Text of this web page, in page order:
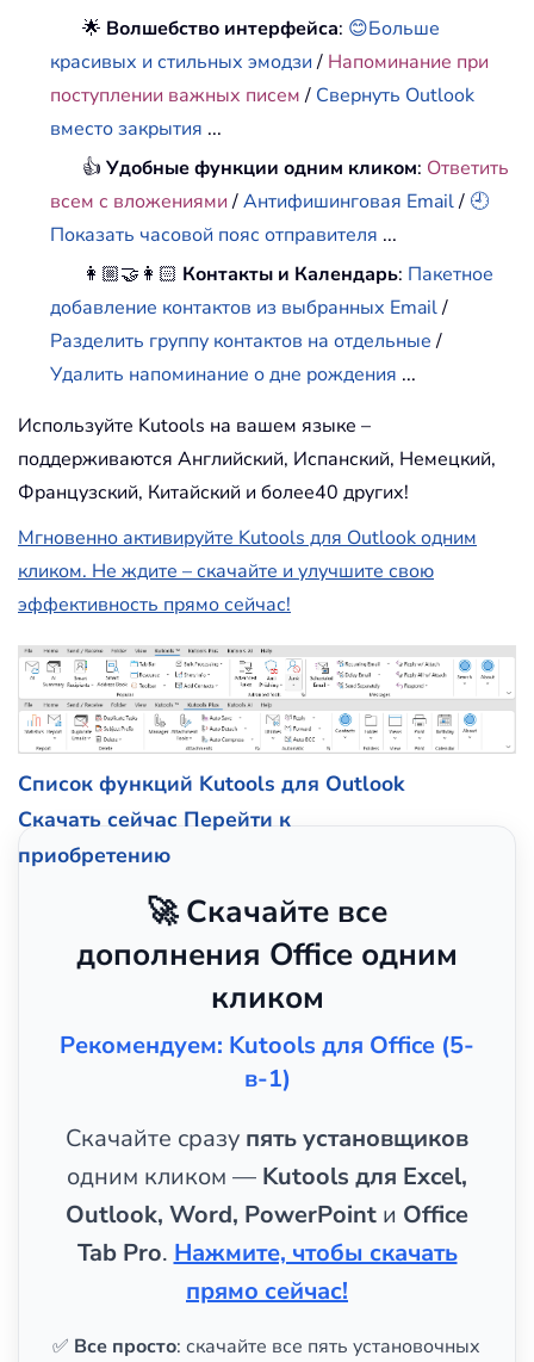
🌟 Волшебство интерфейса: 😊Больше
красивых и стильных эмодзи/ Напоминание при
поступлении важных писем/ Свернуть Outlook
вместо закрытия ...
👍Удобные функции одним кликом: Ответить
всем с вложениями /Антифишинговая Email/ 🕘
Показать часовой пояс отправителя ...
👩🏼‍🤝‍👩🏻 Контакты и Календарь: Пакетное
добавление контактов из выбранных Email/
Разделить группу контактов на отдельные/
Удалить напоминание о дне рождения ...
Используйте Kutools на вашем языке –
поддерживаются Английский, Испанский, Немецкий,
Французский, Китайский и более40 других!
Мгновенно активируйте Kutools для Outlook одним
кликом. Не ждите – скачайте и улучшите свою
эффективность прямо сейчас!
Список функций Kutools для Outlook
Скачать сейчас Перейти к
приобретению
🚀 Скачайте все
дополнения Office одним
кликом
Рекомендуем: Kutools для Office (5-
в-1)
Скачайте сразу пять установщиков
одним кликом — Kutools для Excel,
Outlook, Word, PowerPoint и Office
Tab Pro. Нажмите, чтобы скачать
прямо сейчас!
✅ Все просто: скачайте все пять установочных